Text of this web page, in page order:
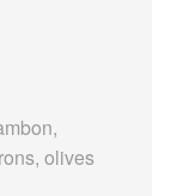
olives